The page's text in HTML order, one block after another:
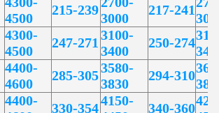
4500
215-239
3000
217-241
4300-
4500
247-271 3100-
3400
250-274
4400-
4600
285-3053580-
3830
294-310
4400-
330-3544150-
340-360